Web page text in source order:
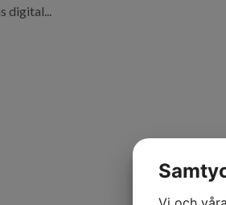
digital...